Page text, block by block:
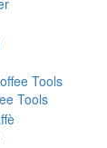
Tools